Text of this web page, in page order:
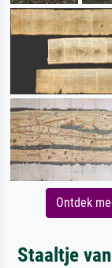
Ontdek
Staaltje